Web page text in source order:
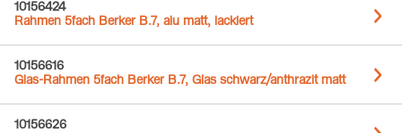
10156424
Rahmen 5fach Berker B.7, alu matt, lackiert
10156616
Glas-Rahmen 5fach Berker B.7, Glas schwarz/anthrazit matt
10156626